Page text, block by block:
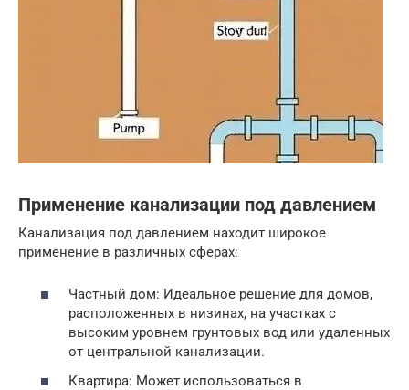
Применение канализации под давлением
Канализация под давлением находит широкое
применение в различных сферах:
Частный дом: Идеальное решение для домов,
расположенных в низинах, на участках с
высоким уровнем грунтовых вод или удаленных
от центральной канализации.
Квартира: Может использоваться в